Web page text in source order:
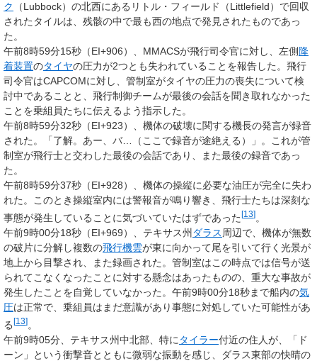
ク
（Lubbock）の北西にあるリトル・フィールド（Littlefield）で回収
されたタイルは、残骸の中で最も西の地点で発見されたものであっ
た。
午前8時59分15秒（EI+906）、MMACSが飛行司令官に対し、左側降
着装置のタイヤの圧力が2つとも失われていることを報告した。飛行
司令官はCAPCOMに対し、管制室がタイヤの圧力の喪失について検
討中であることと、飛行制御チームが最後の会話を聞き取れなかった
ことを乗組員たちに伝えるよう指示した。
午前8時59分32秒（EI+923）、機体の破壊に関する機長の発言が録音
された。「了解。あー、バ…（ここで録音が途絶える）」。これが管
制室が飛行士と交わした最後の会話であり、また最後の録音であっ
た。
午前8時59分37秒（EI+928）、機体の操縦に必要な油圧が完全に失わ
れた。このとき操縦室内には警報音が鳴り響き、飛行士たちは深刻な
事態が発生していることに気づいていたはずであった [13] 。
午前9時00分18秒（EI+969）、テキサス州 ダラス 周辺で、機体が無数
の破片に分解し複数の飛行機雲が東に向かって尾を引いて行く光景が
地上から目撃され、また録画された。管制室はこの時点では信号が送
られてこなくなったことに対する懸念はあったものの、重大な事故が
発生したことを自覚していなかった。午前9時00分18秒まで船内の気
圧は正常で、乗組員はまだ意識があり事態に対処していた可能性があ
る[13]。
午前9時05分、テキサス州中北部、特に タイラー付近の住人が、「ド
ーン」という衝撃音とともに微弱な振動を感じ、ダラス東部の快晴の